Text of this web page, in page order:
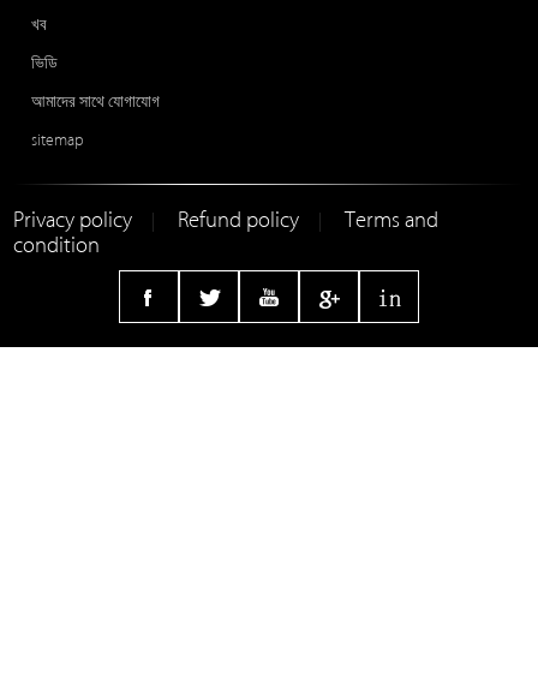
খব
ভিডি
আমাদের সাথে যোগাযোগ
sitemap
Privacy policy Refund policy
Terms and
condition